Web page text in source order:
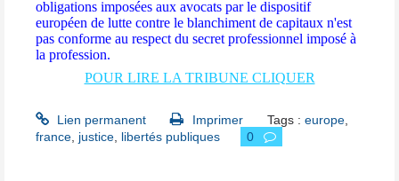
obligations imposées aux avocats par le dispositif
européen de lutte contre le blanchiment de capitaux n'est
pas conforme au respect du secret professionnel imposé à
la profession.
POUR LIRE LA TRIBUNE CLIQUER
Lien permanent Imprimer Tags : europe,
france justice libertés publiques 0